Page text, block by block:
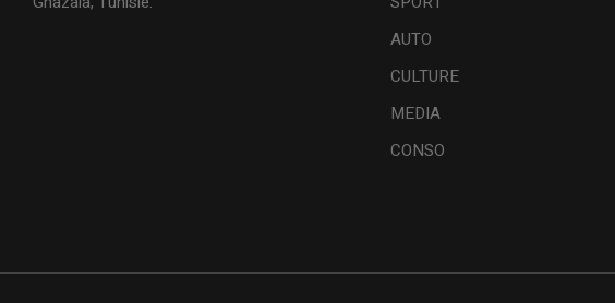
AUTO
CULTURE
MEDIA
CONSO